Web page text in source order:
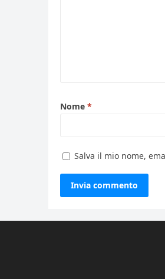
Nome *
Salva il mio nome,